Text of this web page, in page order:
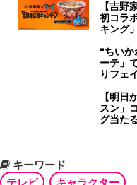
【吉野
初コラ
キング
“ちい
ーテ」
りフェ
【明日
スン」
グ当た
キーワード
テレビ
キャラクター